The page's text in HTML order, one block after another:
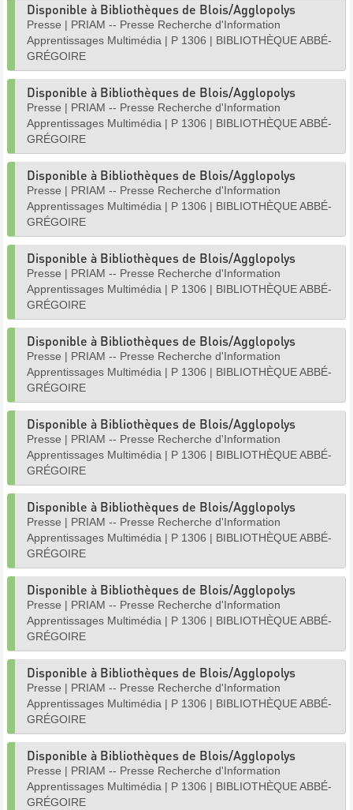
Disponible à Bibliothèques de Blois/Agglopolys
Presse | PRIAM -- Presse Recherche d'Information
Apprentissages Multimédia | P 1306 | BIBLIOTHÈQUE ABBÉ-
GRÉGOIRE
Disponible à Bibliothèques de Blois/Agglopolys
Presse | PRIAM -- Presse Recherche d'Information
Apprentissages Multimédia | P 1306 | BIBLIOTHÈQUE ABBÉ-
GRÉGOIRE
Disponible à Bibliothèques de Blois/Agglopolys
Presse | PRIAM -- Presse Recherche d'Information
Apprentissages Multimédia | P 1306 | BIBLIOTHÈQUE ABBÉ-
GRÉGOIRE
Disponible à Bibliothèques de Blois/Agglopolys
Presse | PRIAM -- Presse Recherche d'Information
Apprentissages Multimédia | P 1306 | BIBLIOTHÈQUE ABBÉ-
GRÉGOIRE
Disponible à Bibliothèques de Blois/Agglopolys
Presse | PRIAM -- Presse Recherche d'Information
Apprentissages Multimédia | P 1306 | BIBLIOTHÈQUE ABBÉ-
GRÉGOIRE
Disponible à Bibliothèques de Blois/Agglopolys
Presse | PRIAM -- Presse Recherche d'Information
Apprentissages Multimédia | P 1306 | BIBLIOTHÈQUE ABBÉ-
GRÉGOIRE
Disponible à Bibliothèques de Blois/Agglopolys
Presse | PRIAM -- Presse Recherche d'Information
Apprentissages Multimédia | P 1306 | BIBLIOTHÈQUE ABBÉ-
GRÉGOIRE
Disponible à Bibliothèques de Blois/Agglopolys
Presse | PRIAM -- Presse Recherche d'Information
Apprentissages Multimédia | P 1306 | BIBLIOTHÈQUE ABBÉ-
GRÉGOIRE
Disponible à Bibliothèques de Blois/Agglopolys
Presse | PRIAM -- Presse Recherche d'Information
Apprentissages Multimédia | P 1306 | BIBLIOTHÈQUE ABBÉ-
GRÉGOIRE
Disponible à Bibliothèques de Blois/Agglopolys
Presse | PRIAM -- Presse Recherche d'Information
Apprentissages Multimédia | P 1306 | BIBLIOTHÈQUE ABBÉ-
GRÉGOIRE